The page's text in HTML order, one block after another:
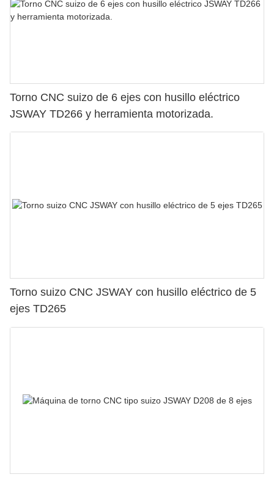
Torno CNC suizo de 6 ejes con husillo eléctrico
JSWAY TD266 y herramienta motorizada.
Torno suizo CNC JSWAY con husillo eléctrico de 5
ejes TD265